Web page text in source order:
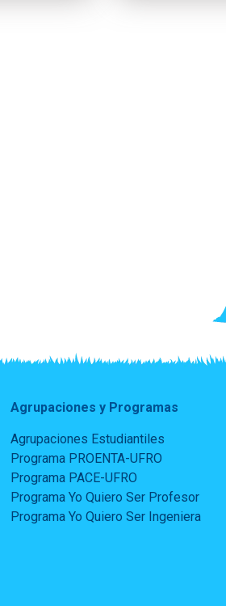
Agrupaciones y Programas
Agrupaciones Estudiantiles
Programa PROENTA-UFRO
Programa PACE-UFRO
Programa Yo Quiero Ser Profesor
Programa Yo Quiero Ser Ingeniera